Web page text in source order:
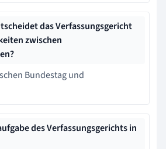
das Verfassungsgericht
zwischen
Bundestag und
des Verfassungsgerichts in